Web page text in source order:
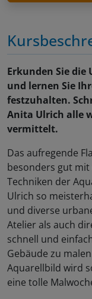
Erkunden Sie die
und lernen Sie
festzuhalten.
Anita Ulrich alle
vermittelt.
Das aufregende
besonders gut
Techniken der
Ulrich so
und diverse
Atelier als auch
schnell und
Gebäude zu
Aquarellbild wird
eine tolle